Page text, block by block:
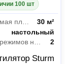
100 шт
Рекомендуемая площадь
30 м²
настольный
Количество режимов нагрева
2
Sturm